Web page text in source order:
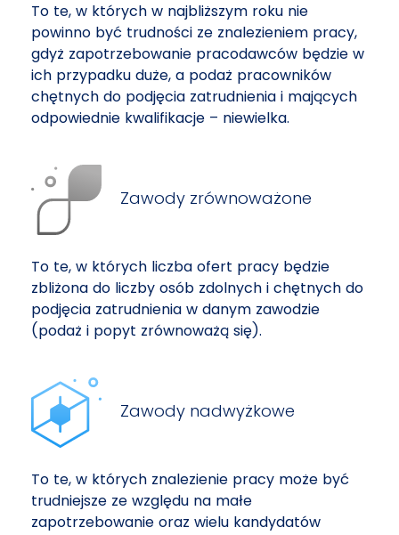
To te, w których w najbliższym roku nie
powinno być trudności ze znalezieniem pracy,
gdyż zapotrzebowanie pracodawców będzie w
ich przypadku duże, a podaż pracowników
chętnych do podjęcia zatrudnienia i mających
odpowiednie kwalifikacje – niewielka.
Zawody zrównoważone
To te, w których liczba ofert pracy będzie
zbliżona do liczby osób zdolnych i chętnych do
podjęcia zatrudnienia w danym zawodzie
(podaż i popyt zrównoważą się).
Zawody nadwyżkowe
To te, w których znalezienie pracy może być
trudniejsze ze względu na małe
zapotrzebowanie oraz wielu kandydatów